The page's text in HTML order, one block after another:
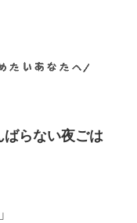
ばらない夜ごは